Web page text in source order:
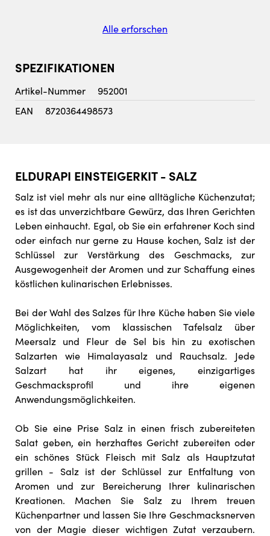
Alle erforschen
SPEZIFIKATIONEN
Artikel-Nummer
952001
EAN
8720364498573
ELDURAPI EINSTEIGERKIT - SALZ
Salz ist viel mehr als nur eine alltägliche Küchenzutat;
es ist das unverzichtbare Gewürz, das Ihren Gerichten
Leben einhaucht. Egal, ob Sie ein erfahrener Koch sind
oder einfach nur gerne zu Hause kochen, Salz ist der
Schlüssel zur Verstärkung des Geschmacks, zur
Ausgewogenheit der Aromen und zur Schaffung eines
köstlichen kulinarischen Erlebnisses.
Bei der Wahl des Salzes für Ihre Küche haben Sie viele
Möglichkeiten, vom klassischen Tafelsalz über
Meersalz und Fleur de Sel bis hin zu exotischen
Salzarten wie Himalayasalz und Rauchsalz. Jede
Salzart hat ihr eigenes, einzigartiges
Geschmacksprofil und ihre eigenen
Anwendungsmöglichkeiten.
Ob Sie eine Prise Salz in einen frisch zubereiteten
Salat geben, ein herzhaftes Gericht zubereiten oder
ein schönes Stück Fleisch mit Salz als Hauptzutat
grillen - Salz ist der Schlüssel zur Entfaltung von
Aromen und zur Bereicherung Ihrer kulinarischen
Kreationen. Machen Sie Salz zu Ihrem treuen
Küchenpartner und lassen Sie Ihre Geschmacksnerven
von der Magie dieser wichtigen Zutat verzaubern.